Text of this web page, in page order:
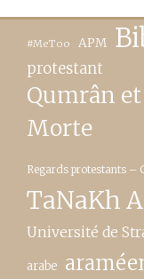
#MeToo APM
protestant
Qumrân
Morte
Regards protestants –
TaNaKh
Université de
arabe